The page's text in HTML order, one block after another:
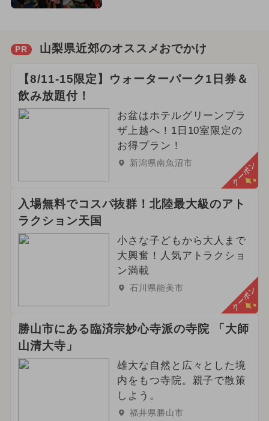
PR 山梨県近郊のオススメおでかけ
【8/11-15限定】ウォーターパーク1日券＆
飲み放題付！
お盆はホテルグリーンプラ
ザ上越へ！1日10室限定の
お得プラン！
新潟県南魚沼市 クーポン
入場無料でコスパ抜群！北陸最大級のアト
ラクション天国
小さな子どもから大人まで
大興奮！人気アトラクショ
ン満載
石川県能美市 クーポン
勝山市にある臨済宗妙心寺派の寺院 「大師
山清大寺」
雄大な自然と広々とした境
内をもつ寺院。親子で散策
しよう。
福井県勝山市